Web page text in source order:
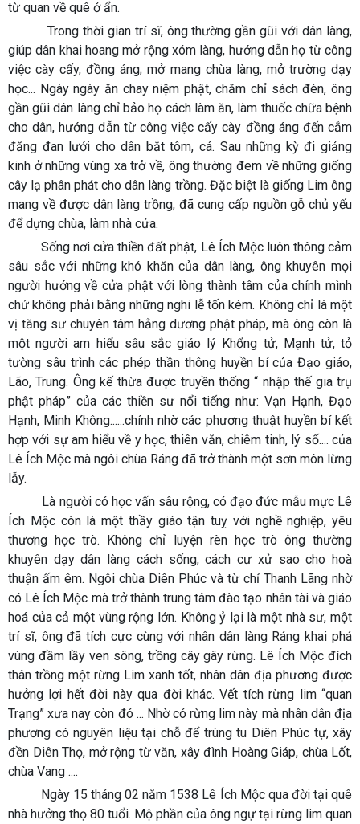
từ quan về quê ở ẩn.
Trong thời gian trí sĩ, ông thường gần gũi với dân làng,
giúp dân khai hoang mở rộng xóm làng, hướng dẫn họ từ công
việc cày cấy, đồng áng; mở mang chùa làng, mở trường dạy
học... Ngày ngày ăn chay niệm phật, chăm chỉ sách đèn, ông
gần gũi dân làng chỉ bảo họ cách làm ăn, làm thuốc chữa bệnh
cho dân, hướng dẫn từ công việc cấy cày đồng áng đến cắm
đăng đan lưới cho dân bắt tôm, cá. Sau những kỳ đi giảng
kinh ở những vùng xa trở về, ông thường đem về những giống
cây lạ phân phát cho dân làng trồng. Đặc biệt là giống Lim ông
mang về được dân làng trồng, đã cung cấp nguồn gỗ chủ yếu
để dựng chùa, làm nhà cửa.
Sống nơi cửa thiền đất phật, Lê Ích Mộc luôn thông cảm
sâu sắc với những khó khăn của dân làng, ông khuyên mọi
người hướng về cửa phật với lòng thành tâm của chính mình
chứ không phải bằng những nghi lễ tốn kém. Không chỉ là một
vị tăng sư chuyên tâm hằng dương phật pháp, mà ông còn là
một người am hiểu sâu sắc giáo lý Khổng tử, Mạnh tử, tỏ
tường sâu trình các phép thần thông huyền bí của Đạo giáo,
Lão, Trung. Ông kế thừa được truyền thống “ nhập thế gia trụ
phật pháp” của các thiền sư nổi tiếng như: Vạn Hạnh, Đạo
Hạnh, Minh Không......chính nhờ các phương thuật huyền bí kết
hợp với sự am hiểu về y học, thiên văn, chiêm tinh, lý số.... của
Lê Ích Mộc mà ngôi chùa Ráng đã trở thành một sơn môn lừng
lẫy.
Là người có học vấn sâu rộng, có đạo đức mẫu mực Lê
Ích Mộc còn là một thầy giáo tận tuỵ với nghề nghiệp, yêu
thương học trò. Không chỉ luyện rèn học trò ông thường
khuyên dạy dân làng cách sống, cách cư xử sao cho hoà
thuận ấm êm. Ngôi chùa Diên Phúc và từ chỉ Thanh Lãng nhờ
có Lê Ích Mộc mà trở thành trung tâm đào tạo nhân tài và giáo
hoá của cả một vùng rộng lớn. Không ỷ lại là một nhà sư, một
trí sĩ, ông đã tích cực cùng với nhân dân làng Ráng khai phá
vùng đầm lầy ven sông, trồng cây gây rừng. Lê Ích Mộc đích
thân trồng một rừng Lim xanh tốt, nhân dân địa phương được
hưởng lợi hết đời này qua đời khác. Vết tích rừng lim “quan
Trạng” xưa nay còn đó ... Nhờ có rừng lim này mà nhân dân địa
phương có nguyên liệu tại chỗ để trùng tu Diên Phúc tự, xây
đền Diên Thọ, mở rộng từ văn, xây đình Hoàng Giáp, chùa Lốt,
chùa Vang ....
Ngày 15 tháng 02 năm 1538 Lê Ích Mộc qua đời tại quê
nhà hưởng thọ 80 tuổi. Mộ phần của ông ngự tại rừng lim quan